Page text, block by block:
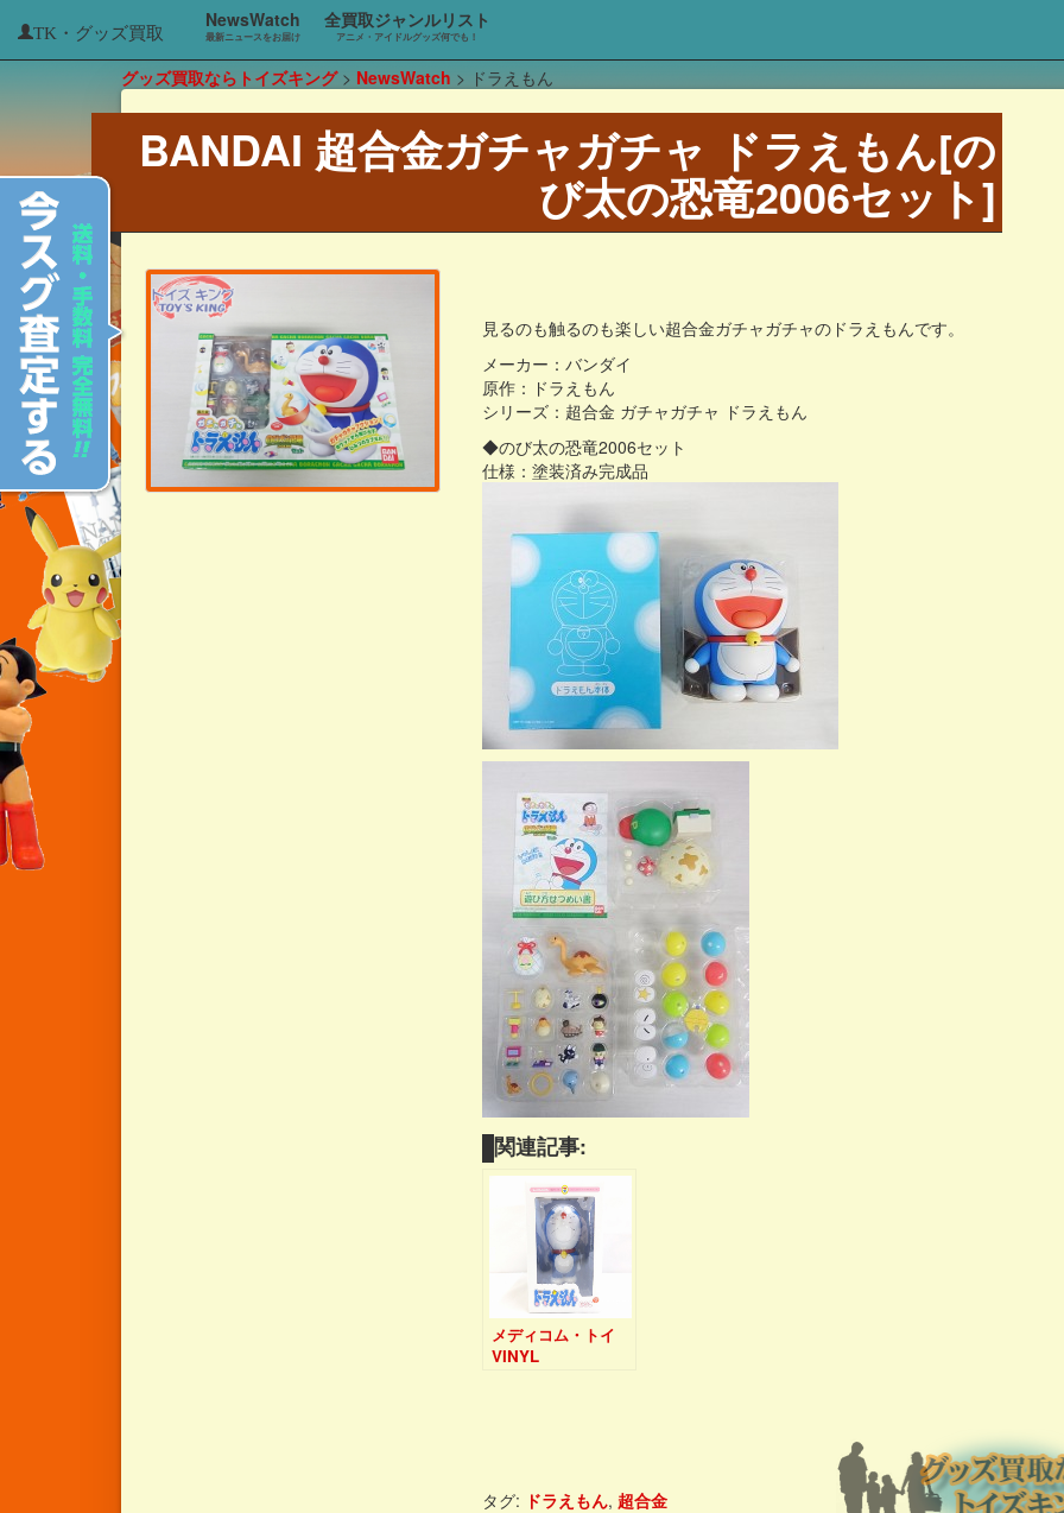
TK・グッズ買取 NewsWatch
最新ニュースをお届け
全買取ジャンルリスト
アニメ・アイドルグッズ何でも！
グッズ買取ならトイズキング> NewsWatch > ドラえもん
BANDAI 超合金ガチャガチャ ドラえもん[の
び太の恐竜2006セット]
見るのも触るのも楽しい超合金ガチャガチャのドラえもんです。
メーカー：バンダイ
原作：ドラえもん
シリーズ：超合金 ガチャガチャ ドラえもん
◆のび太の恐竜2006セット
仕様：塗装済み完成品
関連記事:
メディコム・トイ
VINYL
タグ: ドラえもん, 超合金